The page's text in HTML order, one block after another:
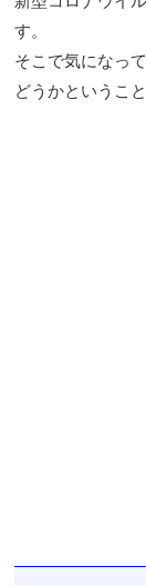
す。
そこで気になっ
どうかということ